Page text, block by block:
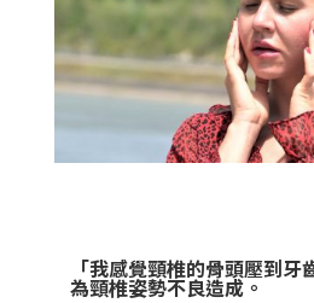
「我感覺頸椎的骨頭壓到牙
為頸椎姿勢不良造成。